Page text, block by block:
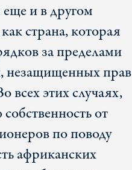
и в другом
страна, которая
за пределами
незащищенных прав
всех этих случаях,
от
по поводу
африканских